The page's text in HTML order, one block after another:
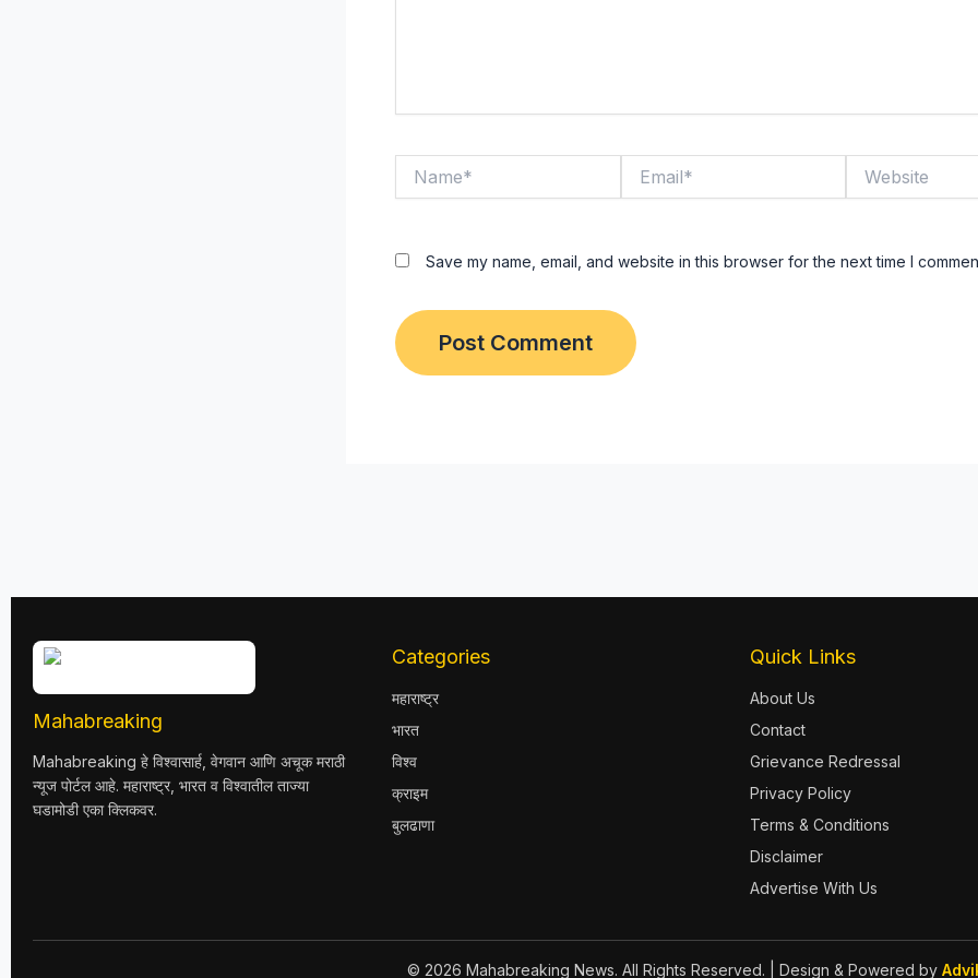
Save my name, email, and website in this browser for the next time I
Mahabreaking
Mahabreaking हे विश्वासार्ह, वेगवान आणि अचूक मराठी
न्यूज पोर्टल आहे. महाराष्ट्र, भारत व विश्वातील ताज्या
घडामोडी एका क्लिकवर.
Categories
महाराष्ट्र
भारत
विश्व
क्राइम
बुलढाणा
Quick Links
About Us
Contact
Grievance Redressal
Privacy Policy
Terms & Conditions
Disclaimer
Advertise With Us
© 2026 Mahabreaking News. All Rights Reserved. | Design & Powered by